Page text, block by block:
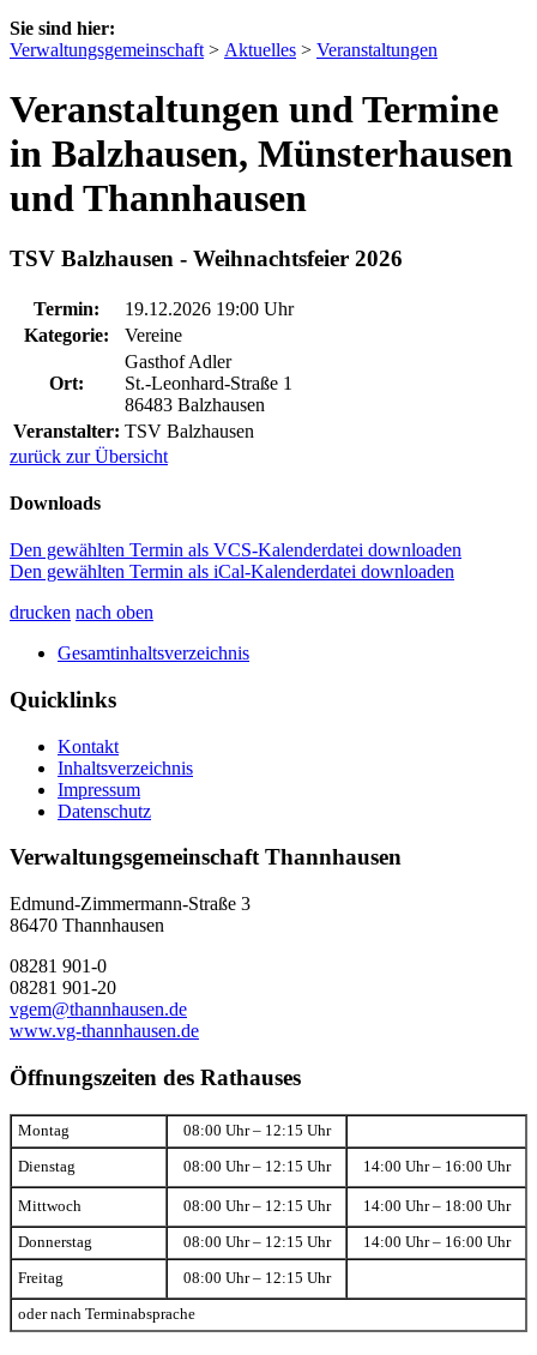
Sie sind hier:
Verwaltungsgemeinschaft > Aktuelles > Veranstaltungen
Veranstaltungen und Termine
in Balzhausen, Münsterhausen
und Thannhausen
TSV Balzhausen - Weihnachtsfeier 2026
Termin:
19.12.2026 19:00 Uhr
Kategorie:
Vereine
Ort:
Gasthof Adler
St.-Leonhard-Straße 1
86483 Balzhausen
Veranstalter: TSV Balzhausen
zurück zur Übersicht
Downloads
Den gewählten Termin als VCS-Kalenderdatei downloaden
Den gewählten Termin als iCal-Kalenderdatei downloaden
drucken nach oben
Gesamtinhaltsverzeichnis
Quicklinks
Kontakt
Inhaltsverzeichnis
Impressum
Datenschutz
Verwaltungsgemeinschaft Thannhausen
Edmund-Zimmermann-Straße 3
86470 Thannhausen
08281 901-0
08281 901-20
vgem@thannhausen.de
www.vg-thannhausen.de
Öffnungszeiten des Rathauses
Montag 08:00 Uhr – 12:15 Uhr
Dienstag 08:00 Uhr – 12:15 Uhr 14:00 Uhr – 16:00 Uhr
Mittwoch 08:00 Uhr – 12:15 Uhr 14:00 Uhr – 18:00 Uhr
Donnerstag 08:00 Uhr – 12:15 Uhr 14:00 Uhr – 16:00 Uhr
Freitag 08:00 Uhr – 12:15 Uhr
oder nach Terminabsprache